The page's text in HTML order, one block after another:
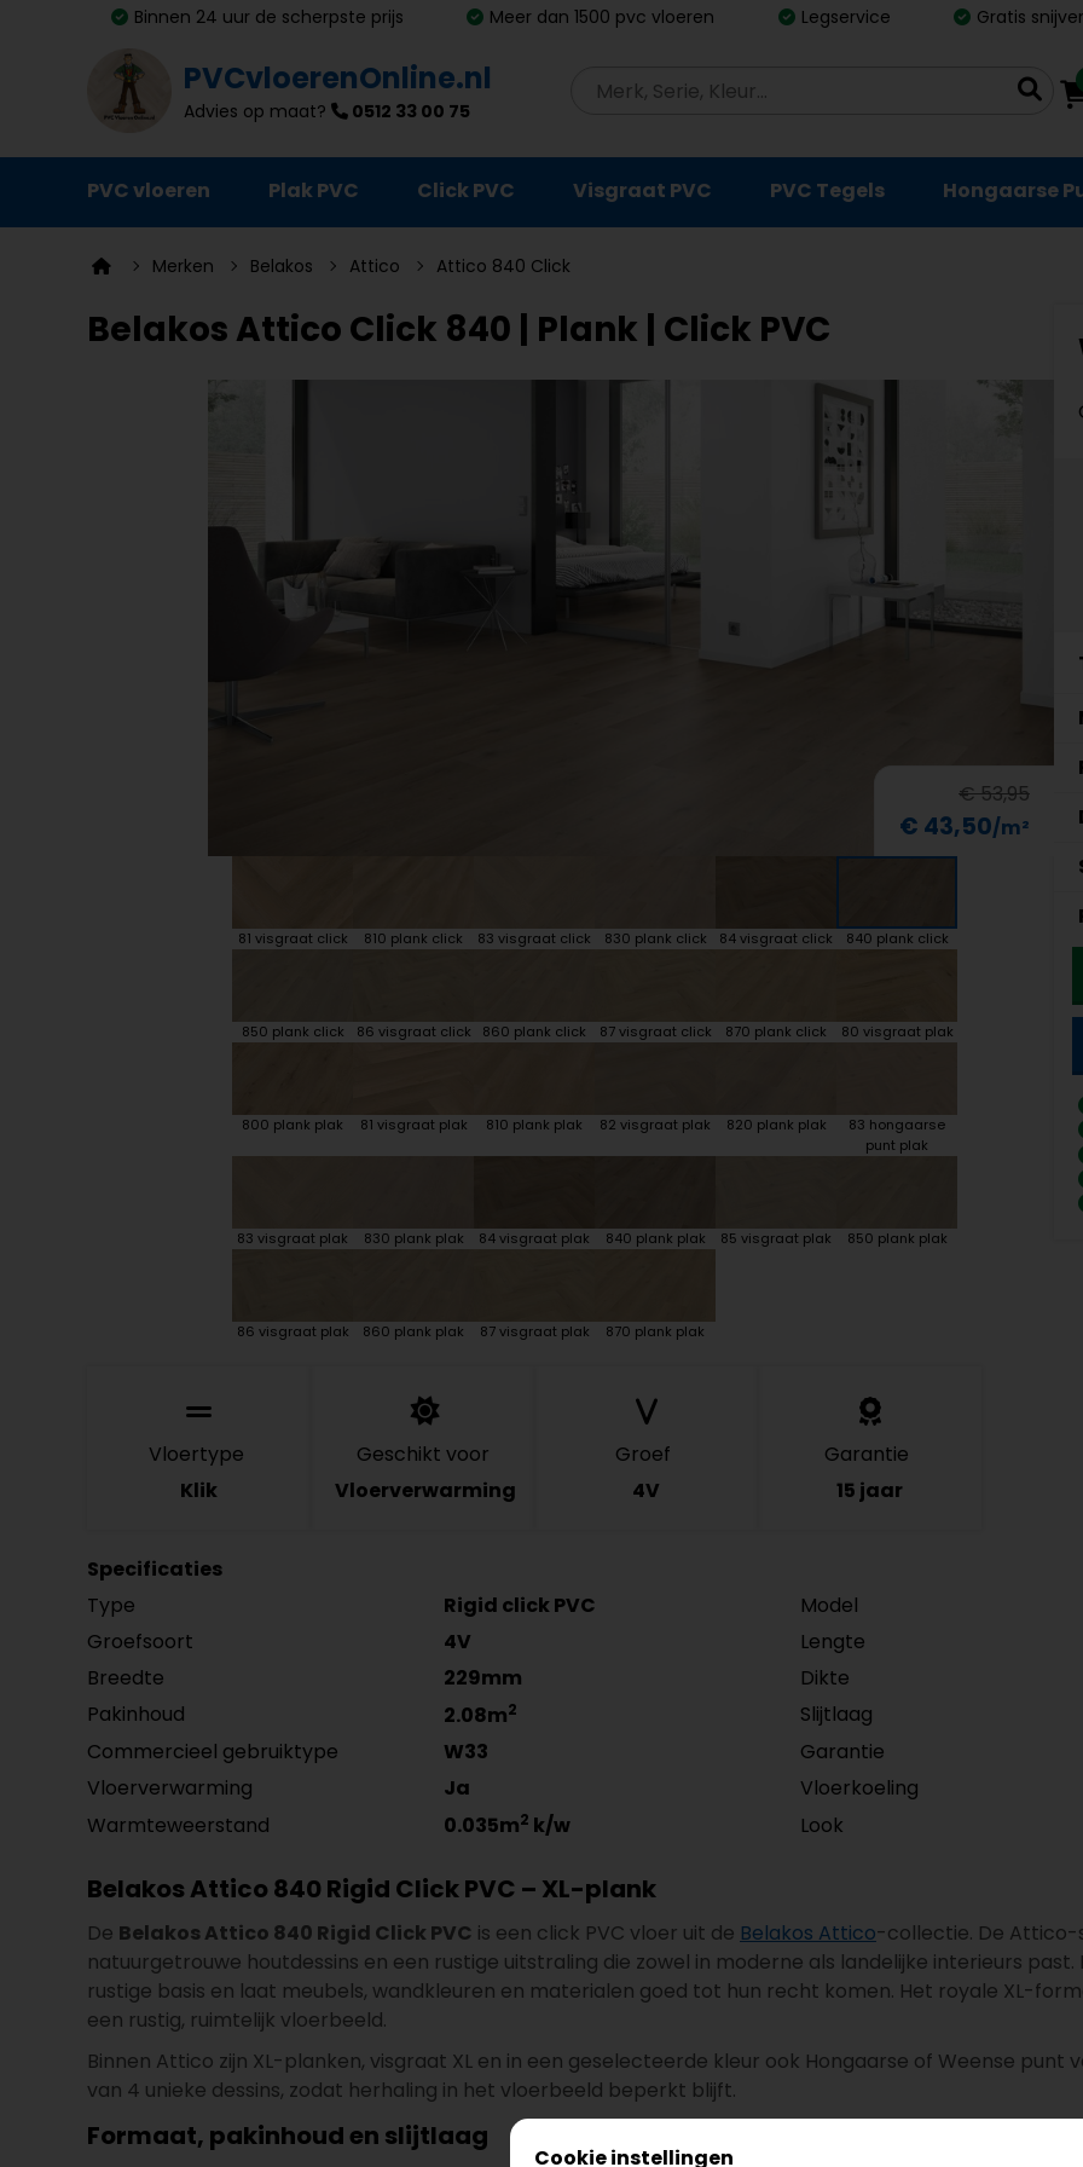
Binnen 24 uur de scherpste prijs Meer dan 1500 pvc vloeren Legservice Gratis
PVCvloerenOnline.nl
Advies op maat? 0512 33 00 75
PVC vloeren Plak PVC Click PVC Visgraat PVC PVC Tegels Hongaarse
Ondervloeren
Plinten
Vloer- en trapprofielen
Plint accessoires
Merken Belakos Attico Attico 840 Click
Belakos Attico Click 840 | Plank | Click PVC
€ 53,95
€ 43,50
81 visgraat click 810 plank click 83 visgraat click 830 plank click 84 visgraat click 840 plank click
850 plank click 86 visgraat click 860 plank click 87 visgraat click 870 plank click 80 visgraat plak
800 plank plak 81 visgraat plak 810 plank plak 82 visgraat plak 820 plank plak
83 hongaarse
punt plak
83 visgraat plak 830 plank plak 84 visgraat plak 840 plank plak 85 visgraat plak 850 plank plak
86 visgraat plak 860 plank plak 87 visgraat plak 870 plank plak
Vloertype
Klik
Geschikt voor
Vloerverwarming
Groef
4V
Garantie
15 jaar
Specificaties
Type
Rigid click PVC Model
Groefsoort
4V Lengte
Breedte
229mm Dikte
Pakinhoud
2.08m2 Slijtlaag
Commercieel gebruiktype
W33 Garantie
Vloerverwarming
Ja Vloerkoeling
Warmteweerstand
0.035m2 k/w Look
Belakos Attico 840 Rigid Click PVC – XL-plank
De Belakos Attico 840 Rigid Click PVC is een click PVC vloer uit de Belakos Attico-collectie. De Attico-
natuurgetrouwe houtdessins en een rustige uitstraling die zowel in moderne als landelijke interieurs
rustige basis en laat meubels, wandkleuren en materialen goed tot hun recht komen. Het royale XL-
een rustig, ruimtelijk vloerbeeld.
Binnen Attico zijn XL-planken, visgraat XL en in een geselecteerde kleur ook Hongaarse of Weense
van 4 unieke dessins, zodat herhaling in het vloerbeeld beperkt blijft.
Formaat, pakinhoud en slijtlaag
Cookie instellingen